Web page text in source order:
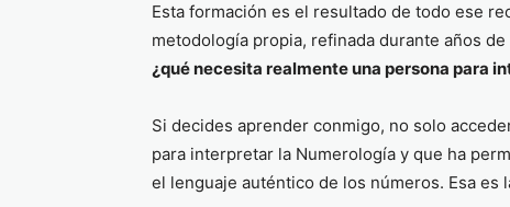
Esta formación es el resultado de todo ese
metodología propia, refinada durante años
¿qué necesita realmente una persona para
Si decides aprender conmigo, no solo
para interpretar la Numerología y que ha
el lenguaje auténtico de los números. Esa